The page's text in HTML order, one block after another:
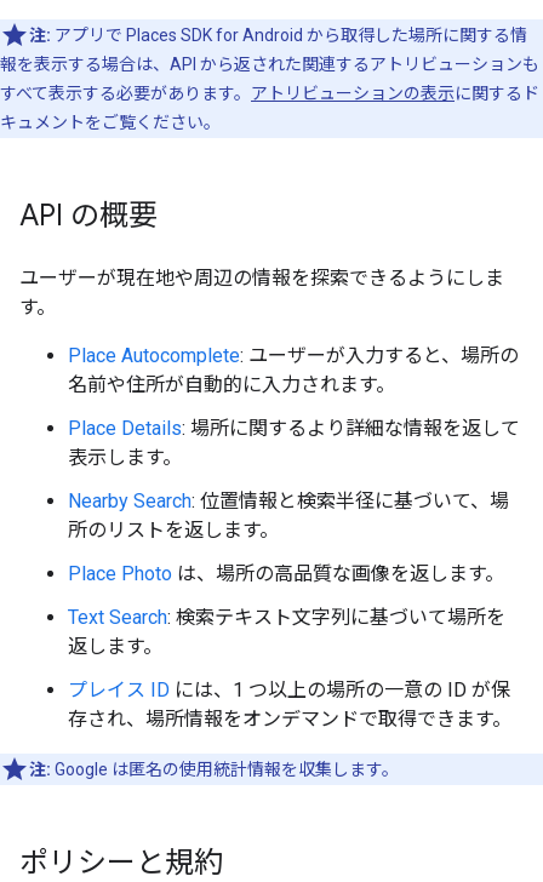
注: アプリで Places SDK for Android から取得した場所に関する情
報を表示する場合は、API から返された関連するアトリビューションも
すべて表示する必要があります。 アトリビューションの表示に関するド
キュメントをご覧ください。
API の概要
ユーザーが現在地や周辺の情報を探索できるようにしま
す。
Place Autocomplete: ユーザーが入力すると、場所の
名前や住所が自動的に入力されます。
Place Details: 場所に関するより詳細な情報を返して
表示します。
Nearby Search: 位置情報と検索半径に基づいて、場
所のリストを返します。
Place Photo は、場所の高品質な画像を返します。
Text Search: 検索テキスト文字列に基づいて場所を
返します。
プレイス ID には、1 つ以上の場所の一意の ID が保
存され、場所情報をオンデマンドで取得できます。
注: Google は匿名の使用統計情報を収集します。
ポリシーと規約